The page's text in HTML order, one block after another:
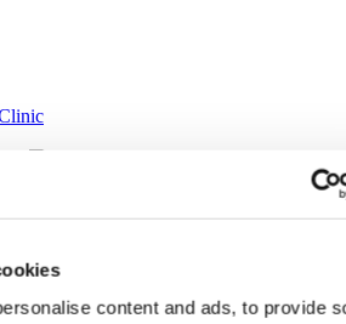
content and ads, to provide
of the city
surgeon